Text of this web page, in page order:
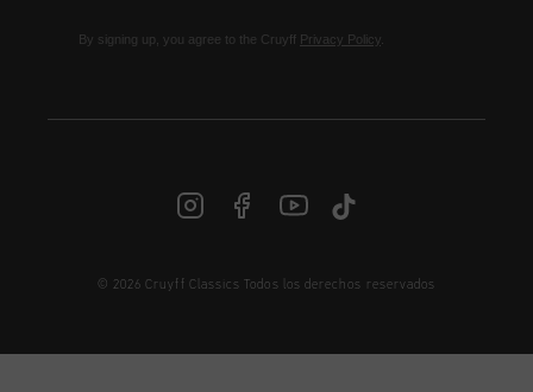
ES | € EUR
By signing up, you agree to the Cruyff Privacy Policy
© 2026 Cruyff Classics Todos los derechos reservados